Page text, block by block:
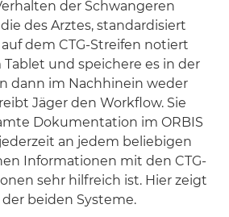
der Schwangeren
des Arztes, standardisiert
dem CTG-Streifen notiert
und speichere es in der
dann im Nachhinein weder
Jäger den Workflow. Sie
Dokumentation im ORBIS
an jedem beliebigen
Informationen mit den CTG-
sehr hilfreich ist. Hier zeigt
beiden Systeme.